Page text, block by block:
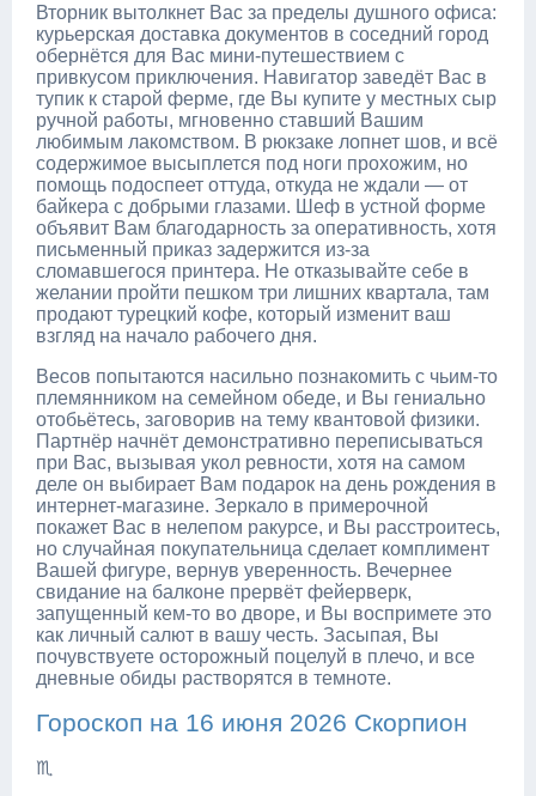
Вторник вытолкнет Вас за пределы душного офиса:
курьерская доставка документов в соседний город
обернётся для Вас мини-путешествием с
привкусом приключения. Навигатор заведёт Вас в
тупик к старой ферме, где Вы купите у местных сыр
ручной работы, мгновенно ставший Вашим
любимым лакомством. В рюкзаке лопнет шов, и всё
содержимое высыплется под ноги прохожим, но
помощь подоспеет оттуда, откуда не ждали — от
байкера с добрыми глазами. Шеф в устной форме
объявит Вам благодарность за оперативность, хотя
письменный приказ задержится из-за
сломавшегося принтера. Не отказывайте себе в
желании пройти пешком три лишних квартала, там
продают турецкий кофе, который изменит ваш
взгляд на начало рабочего дня.
Весов попытаются насильно познакомить с чьим-то
племянником на семейном обеде, и Вы гениально
отобьётесь, заговорив на тему квантовой физики.
Партнёр начнёт демонстративно переписываться
при Вас, вызывая укол ревности, хотя на самом
деле он выбирает Вам подарок на день рождения в
интернет-магазине. Зеркало в примерочной
покажет Вас в нелепом ракурсе, и Вы расстроитесь,
но случайная покупательница сделает комплимент
Вашей фигуре, вернув уверенность. Вечернее
свидание на балконе прервёт фейерверк,
запущенный кем-то во дворе, и Вы воспримете это
как личный салют в вашу честь. Засыпая, Вы
почувствуете осторожный поцелуй в плечо, и все
дневные обиды растворятся в темноте.
Гороскоп на 16 июня 2026 Скорпион
♏